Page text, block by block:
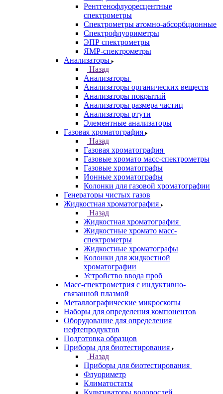
Дополнительное оборудование для
ААС
ИК-Фурье спектрометры
Инфракрасные микроскопы
Лазерные спектрометры
Масс спектрометры
Оптико-эмиссионные спектрометры
Портативные
рентгенофлуоресцентные анализаторы
Приставки к спектрометрам
Рамановские спектрометры
Расходные материалы
Рентгенофлуоресцентные
спектрометры
Спектрометры атомно-абсорбционные
Спектрофлуориметры
ЭПР спектрометры
ЯМР-спектрометры
Анализаторы
Назад
Анализаторы
Анализаторы органических веществ
Анализаторы покрытий
Анализаторы размера частиц
Анализаторы ртути
Элементные анализаторы
Газовая хроматография
Назад
Газовая хроматография
Газовые хромато масс-спектрометры
Газовые хроматографы
Ионные хроматографы
Колонки для газовой хроматографии
Генераторы чистых газов
Жидкостная хроматография
Назад
Жидкостная хроматография
Жидкостные хромато масс-
спектрометры
Жидкостные хроматографы
Колонки для жидкостной
хроматографии
Устройство ввода проб